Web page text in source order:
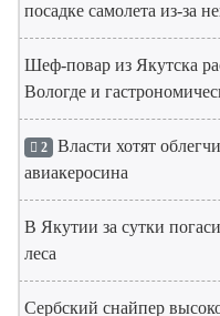
посадке самолета из-за
Шеф-повар из Якутска
Вологде и
2 Власти хотят
авиакеросина
В Якутии за сутки
леса
Сербский снайпер